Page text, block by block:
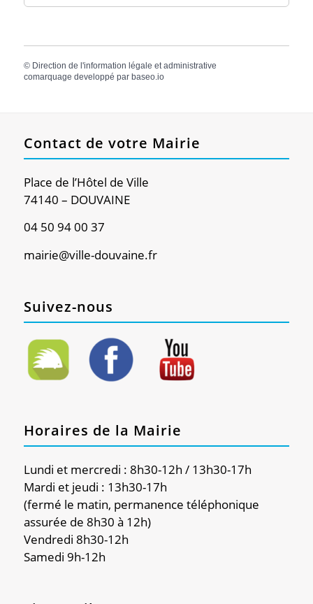
© Direction de l'information légale et administrative
comarquage developpé par baseo.io
Contact de votre Mairie
Place de l’Hôtel de Ville
74140 – DOUVAINE
04 50 94 00 37
mairie@ville-douvaine.fr
Suivez-nous
Horaires de la Mairie
Lundi et mercredi : 8h30-12h / 13h30-17h
Mardi et jeudi : 13h30-17h
(fermé le matin, permanence téléphonique
assurée de 8h30 à 12h)
Vendredi 8h30-12h
Samedi 9h-12h